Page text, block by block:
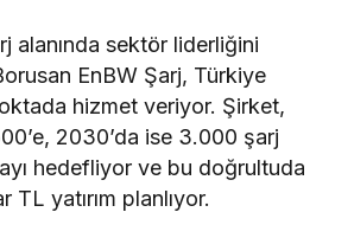
alanında sektör liderliğini
EnBW Şarj, Türkiye
hizmet veriyor. Şirket,
2030’da ise 3.000 şarj
hedefliyor ve bu doğrultuda
TL yatırım planlıyor.